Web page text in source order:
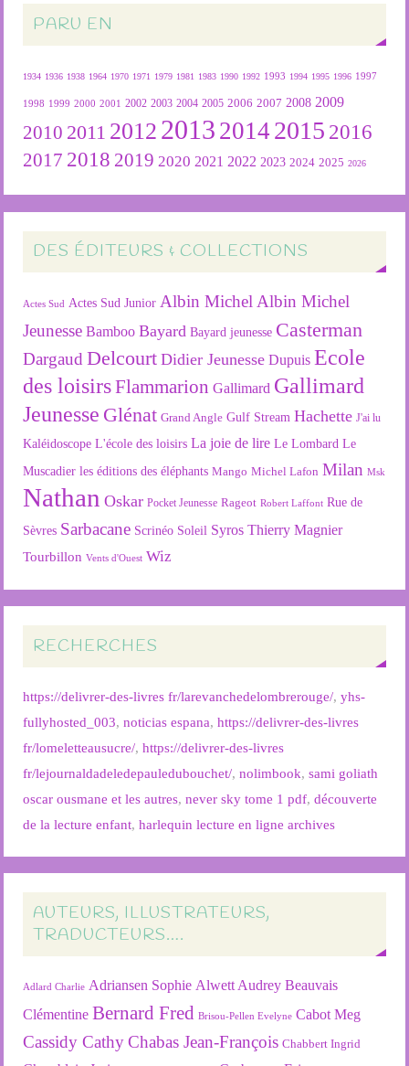
PARU EN
1934 1936 1938 1964 1970 1971 1979 1981 1983 1990 1992 1993 1994 1995 1996 1997
1998 1999 2000 2001 2002 2003 2004 2005 2006 2007 2008 2009
2010 2011 2012 2013 2014 2015 2016
2017 2018 2019 2020 2021 2022 2023 2024 2025 2026
DES ÉDITEURS & COLLECTIONS
Actes Sud Actes Sud Junior Albin Michel Albin Michel
Jeunesse Bamboo Bayard Bayard jeunesse Casterman
Dargaud Delcourt Didier Jeunesse Dupuis Ecole
des loisirsFlammarion Gallimard Gallimard
Jeunesse Glénat Grand Angle Gulf Stream Hachette J'ai lu
Kaléidoscope L'école des loisirs La joie de lire Le Lombard Le
Muscadier les éditions des éléphants Mango Michel Lafon Milan Msk
Nathan Oskar Pocket Jeunesse Rageot Robert Laffont Rue de
Sèvres Sarbacane Scrinéo Soleil Syros Thierry Magnier
Tourbillon Vents d'Ouest Wiz
RECHERCHES
https://delivrer-des-livres fr/larevanchedelombrerouge/,yhs-
fullyhosted_003,noticias espana,https://delivrer-des-livres
fr/lomeletteausucre/,https://delivrer-des-livres
fr/lejournaldadeledepauledubouchet/,nolimbook,sami goliath
oscar ousmane et les autres,never sky tome 1 pdf,découverte
de la lecture enfant,harlequin lecture en ligne archives
AUTEURS, ILLUSTRATEURS,
TRADUCTEURS….
Adlard Charlie Adriansen Sophie Alwett Audrey Beauvais
Clémentine Bernard Fred Brisou-Pellen Evelyne Cabot Meg
Cassidy Cathy Chabas Jean-François Chabbert Ingrid